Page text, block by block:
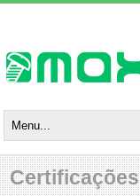
Certificações